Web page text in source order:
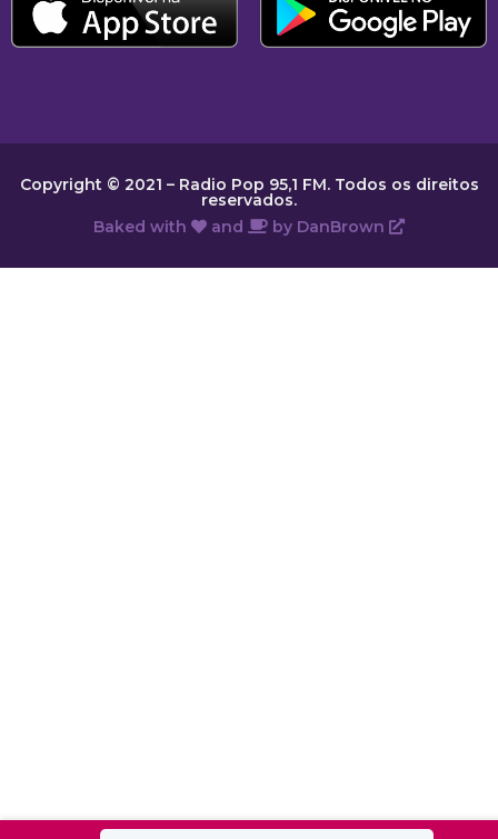
Copyright © 2021 – Radio Pop 95,1 FM. Todos os direitos
reservados.
Baked with
and by DanBrown